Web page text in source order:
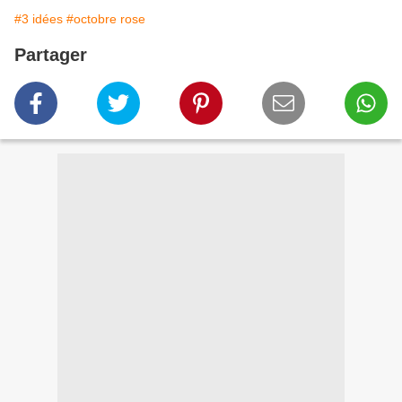
#3 idées #octobre rose
Partager